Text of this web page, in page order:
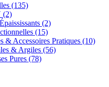
(135)
(2)
(2)
(15)
& Accessoires Pratiques (10)
& Argiles (56)
Pures (78)